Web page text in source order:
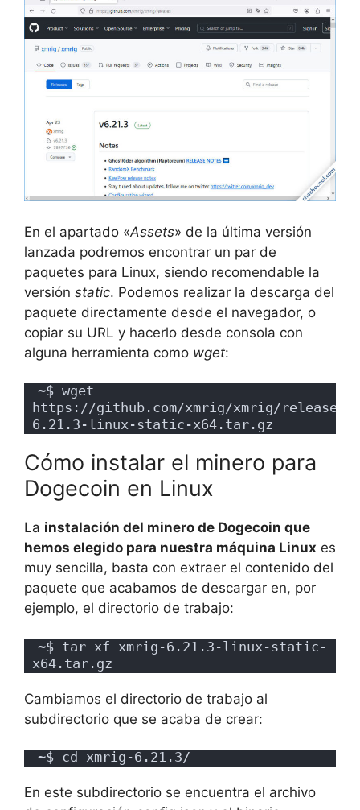
En el apartado «Assets» de la última versión
lanzada podremos encontrar un par de
paquetes para Linux, siendo recomendable la
versión static. Podemos realizar la descarga del
paquete directamente desde el navegador, o
copiar su URL y hacerlo desde consola con
alguna herramienta como wget:
~$ wget
https://github.com/xmrig/xmrig/releases/
6.21.3-linux-static-x64.tar.gz
Cómo instalar el minero para
Dogecoin en Linux
La instalación del minero de Dogecoin que
hemos elegido para nuestra máquina Linux es
muy sencilla, basta con extraer el contenido del
paquete que acabamos de descargar en, por
ejemplo, el directorio de trabajo:
~$ tar xf xmrig-6.21.3-linux-static-
x64.tar.gz
Cambiamos el directorio de trabajo al
subdirectorio que se acaba de crear:
~$ cd xmrig-6.21.3/
En este subdirectorio se encuentra el archivo